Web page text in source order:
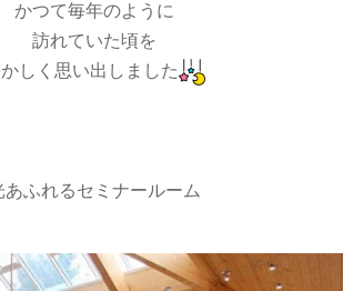
かつて毎年のように
訪れていた頃を
しく思い出しました
あふれるセミナールーム